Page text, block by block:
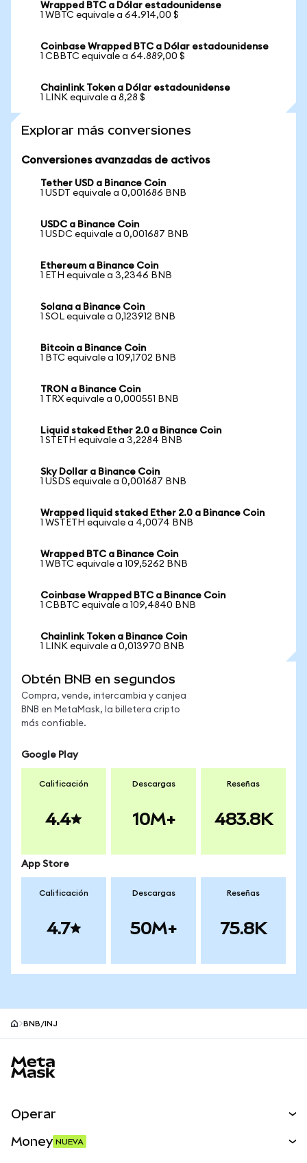
Wrapped BTC a Dólar estadounidense
1 WBTC equivale a 64.914,00 $
Coinbase Wrapped BTC a Dólar estadounidense
1 CBBTC equivale a 64.889,00 $
Chainlink Token a Dólar estadounidense
1 LINK equivale a 8,28 $
Explorar más conversiones
Conversiones avanzadas de activos
Tether USD a Binance Coin
1 USDT equivale a 0,001686 BNB
USDC a Binance Coin
1 USDC equivale a 0,001687 BNB
Ethereum a Binance Coin
1 ETH equivale a 3,2346 BNB
Solana a Binance Coin
1 SOL equivale a 0,123912 BNB
Bitcoin a Binance Coin
1 BTC equivale a 109,1702 BNB
TRON a Binance Coin
1 TRX equivale a 0,000551 BNB
Liquid staked Ether 2.0 a Binance Coin
1 STETH equivale a 3,2284 BNB
Sky Dollar a Binance Coin
1 USDS equivale a 0,001687 BNB
Wrapped liquid staked Ether 2.0 a Binance Coin
1 WSTETH equivale a 4,0074 BNB
Wrapped BTC a Binance Coin
1 WBTC equivale a 109,5262 BNB
Coinbase Wrapped BTC a Binance Coin
1 CBBTC equivale a 109,4840 BNB
Chainlink Token a Binance Coin
1 LINK equivale a 0,013970 BNB
Obtén BNB en segundos
Compra, vende, intercambia y canjea
BNB en MetaMask, la billetera cripto
más confiable.
Google Play
Calificación
4.4
Descargas
10M+
Reseñas
483.8K
App Store
Calificación
4.7
Descargas
50M+
Reseñas
75.8K
BNB/INJ
Operar
Money NUEVA